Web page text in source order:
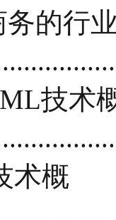
务的行
技术
术概